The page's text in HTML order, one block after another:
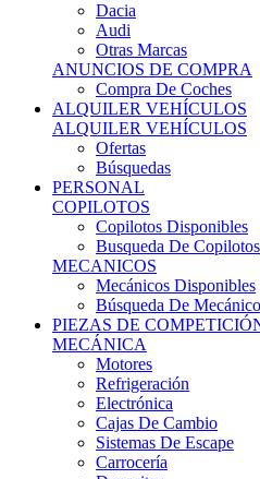
Otras Marcas
ANUNCIOS DE COMPRA
Compra De Coches
ALQUILER VEHÍCULOS
ALQUILER VEHÍCULOS
Ofertas
Búsquedas
PERSONAL
COPILOTOS
Copilotos Disponibles
Busqueda De Copilotos
MECANICOS
Mecánicos Disponibles
Búsqueda De Mecánicos
PIEZAS DE COMPETICIÓN
MECÁNICA
Motores
Refrigeración
Electrónica
Cajas De Cambio
Sistemas De Escape
Carrocería
Depositos
Suspensiones